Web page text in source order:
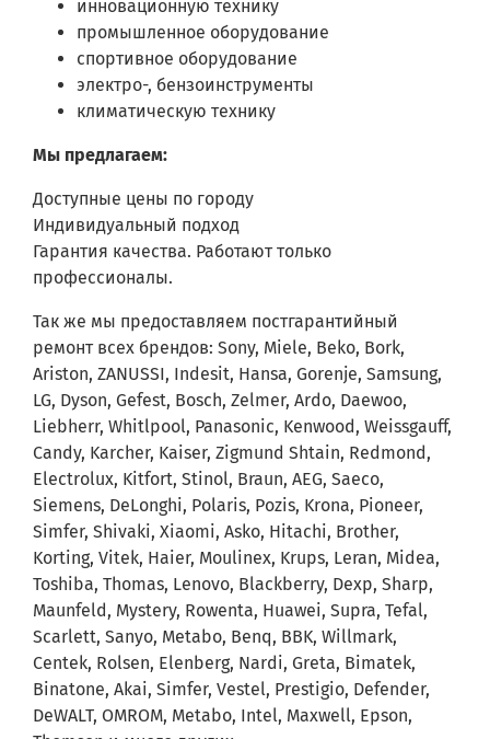
инновационную технику
промышленное оборудование
спортивное оборудование
электро-, бензоинструменты
климатическую технику
Мы предлагаем:
Доступные цены по городу
Индивидуальный подход
Гарантия качества. Работают только
профессионалы.
Так же мы предоставляем постгарантийный
ремонт всех брендов: Sony, Miele, Beko, Bork,
Ariston, ZANUSSI, Indesit, Hansa, Gorenje, Samsung,
LG, Dyson, Gefest, Bosch, Zelmer, Ardo, Daewoo,
Liebherr, Whitlpool, Panasonic, Kenwood, Weissgauff,
Candy, Karcher, Kaiser, Zigmund Shtain, Redmond,
Electrolux, Kitfort, Stinol, Braun, AEG, Saeco,
Siemens, DeLonghi, Polaris, Pozis, Krona, Pioneer,
Simfer, Shivaki, Xiaomi, Asko, Hitachi, Brother,
Korting, Vitek, Haier, Moulinex, Krups, Leran, Midea,
Toshiba, Thomas, Lenovo, Blackberry, Dexp, Sharp,
Maunfeld, Mystery, Rowenta, Huawei, Supra, Tefal,
Scarlett, Sanyo, Metabo, Benq, BBK, Willmark,
Centek, Rolsen, Elenberg, Nardi, Greta, Bimatek,
Binatone, Akai, Simfer, Vestel, Prestigio, Defender,
DeWALT, OMROM, Metabo, Intel, Maxwell, Epson,